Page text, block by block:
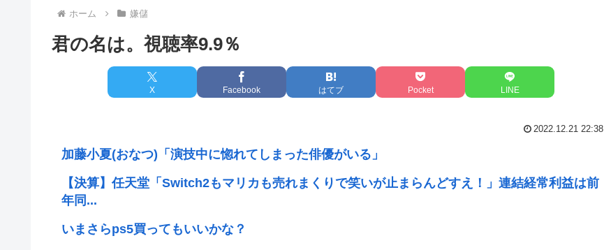
ホーム 嫌儲
君の名は。視聴率9.9％
X Facebook はてブ Pocket LINE
2022.12.21 22:38
加藤小夏(おなつ)「演技中に惚れてしまった俳優がいる」
【決算】任天堂「Switch2もマリカも売れまくりで笑いが止まらんどすえ！」連結経常利益は前
年同...
いまさらps5買ってもいいかな？